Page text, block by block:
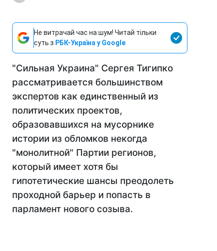
Не витрачай час на шум! Читай тільки
суть з РБК-Україна у Google
"Сильная Украина" Сергея Тигипко
рассматривается большинством
экспертов как единственный из
политических проектов,
образовавшихся на мусорнике
истории из обломков некогда
"монолитной" Партии регионов,
который имеет хотя бы
гипотетические шансы преодолеть
проходной барьер и попасть в
парламент нового созыва.